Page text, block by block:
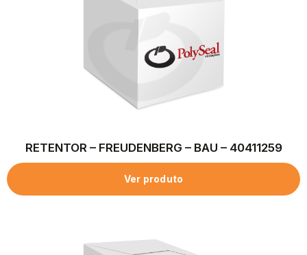
RETENTOR – FREUDENBERG – BAU – 40411259
Ver produto